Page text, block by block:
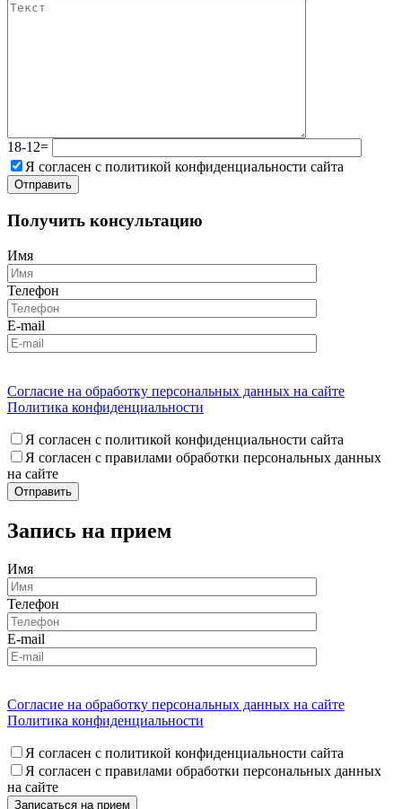
18-12=
Я согласен с политикой конфиденциальности сайта
Получить консультацию
Имя
Телефон
E-mail
Согласие на обработку персональных данных на сайте
Политика конфиденциальности
Я согласен с политикой конфиденциальности сайта
Я согласен с правилами обработки персональных данных
на сайте
Запись на прием
Имя
Телефон
E-mail
Согласие на обработку персональных данных на сайте
Политика конфиденциальности
Я согласен с политикой конфиденциальности сайта
Я согласен с правилами обработки персональных данных
на сайте